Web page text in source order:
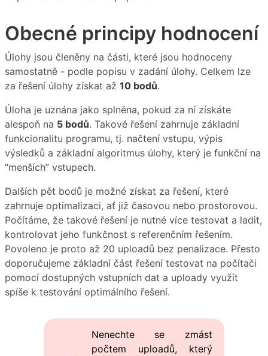
Obecné principy hodnocení
Úlohy jsou členěny na části, které jsou hodnoceny
samostatně - podle popisu v zadání úlohy. Celkem lze
za řešení úlohy získat až 10 bodů.
Úloha je uznána jako splněna, pokud za ní získáte
alespoň na 5 bodů. Takové řešení zahrnuje základní
funkcionalitu programu, tj. načtení vstupu, výpis
výsledků a základní algoritmus úlohy, který je funkční na
“menších” vstupech.
Dalších pět bodů je možné získat za řešení, které
zahrnuje optimalizaci, ať již časovou nebo prostorovou.
Počítáme, že takové řešení je nutné více testovat a ladit,
kontrolovat jeho funkčnost s referenčním řešením.
Povoleno je proto až 20 uploadů bez penalizace. Přesto
doporučujeme základní část řešení testovat na počítači
pomocí dostupných vstupních dat a uploady využít
spíše k testování optimálního řešení.
Nenechte se zmást
počtem uploadů, který